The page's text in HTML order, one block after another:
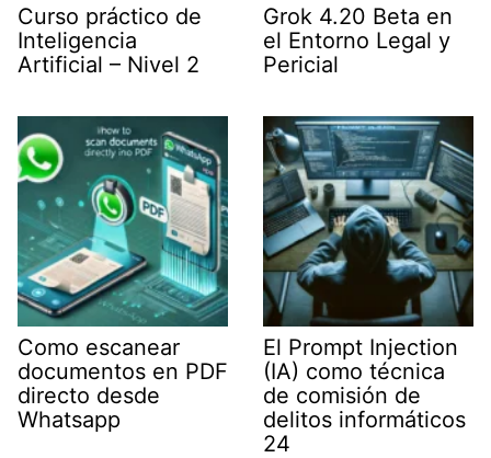
Curso práctico de
Inteligencia
Artificial – Nivel 2
Grok 4.20 Beta en
el Entorno Legal y
Pericial
Como escanear
documentos en PDF
directo desde
Whatsapp
El Prompt Injection
(IA) como técnica
de comisión de
delitos informáticos
24